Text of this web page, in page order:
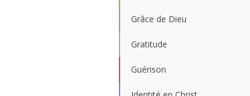
Grâce de Dieu
Gratitude
Guérison